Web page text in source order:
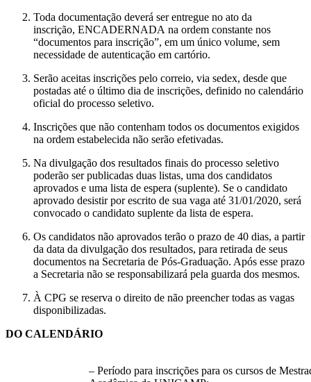
Toda documentação deverá ser entregue no ato da
inscrição, ENCADERNADA na ordem constante nos
“documentos para inscrição”, em um único volume, sem
necessidade de autenticação em cartório.
Serão aceitas inscrições pelo correio, via sedex, desde que
postadas até o último dia de inscrições, definido no calendário
oficial do processo seletivo.
Inscrições que não contenham todos os documentos exigidos
na ordem estabelecida não serão efetivadas.
Na divulgação dos resultados finais do processo seletivo
poderão ser publicadas duas listas, uma dos candidatos
aprovados e uma lista de espera (suplente). Se o candidato
aprovado desistir por escrito de sua vaga até 31/01/2020, será
convocado o candidato suplente da lista de espera.
Os candidatos não aprovados terão o prazo de 40 dias, a partir
da data da divulgação dos resultados, para retirada de seus
documentos na Secretaria de Pós-Graduação. Após esse prazo
a Secretaria não se responsabilizará pela guarda dos mesmos.
À CPG se reserva o direito de não preencher todas as vagas
disponibilizadas.
DO CALENDÁRIO
– Período para inscrições para os cursos de